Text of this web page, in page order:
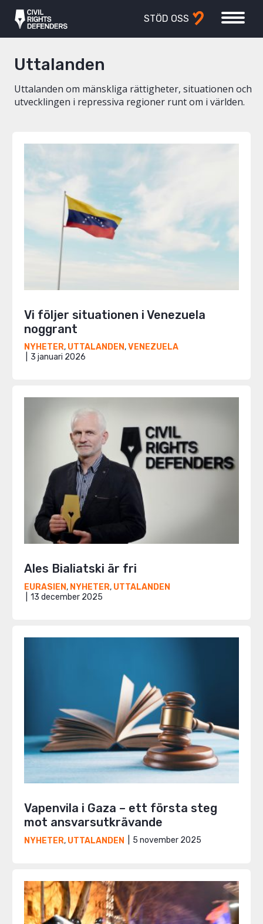
STÖD OSS
Uttalanden
Uttalanden om mänskliga rättigheter, situationen och
utvecklingen i repressiva regioner runt om i världen.
Vi följer situationen i Venezuela
noggrant
NYHETER, UTTALANDEN,VENEZUELA
3 januari 2026
Ales Bialiatski är fri
EURASIEN, NYHETER, UTTALANDEN
13 december 2025
Vapenvila i Gaza – ett första steg
mot ansvarsutkrävande
NYHETER, UTTALANDEN 5 november 2025